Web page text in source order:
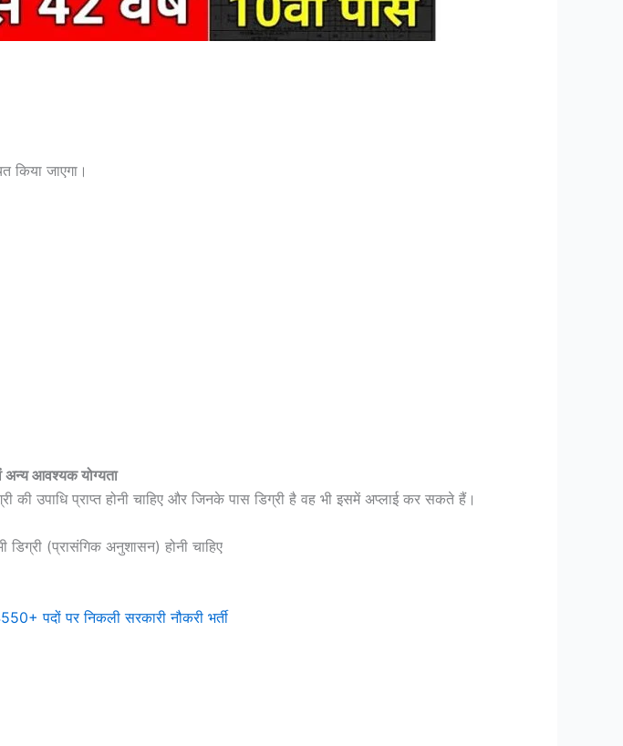
किया जाएगा।
अन्य आवश्यक योग्यता
की उपाधि प्राप्त होनी चाहिए और जिनके पास डिग्री है वह भी इसमें अप्लाई कर सकते हैं।
डिग्री (प्रासंगिक अनुशासन) होनी चाहिए
पदों पर निकली सरकारी नौकरी भर्ती